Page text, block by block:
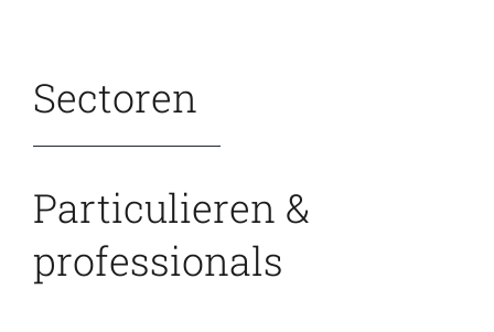
Sectoren
Particulieren &
professionals